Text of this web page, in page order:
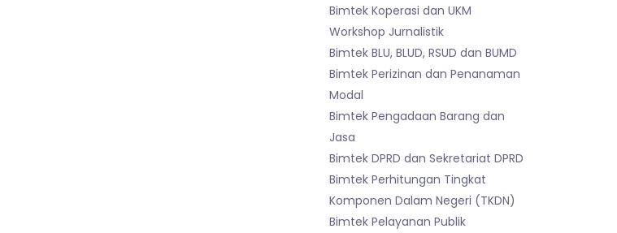
Bimtek Koperasi dan UKM
Workshop Jurnalistik
Bimtek BLU, BLUD, RSUD dan BUMD
Bimtek Perizinan dan Penanaman
Modal
Bimtek Pengadaan Barang dan
Jasa
Bimtek DPRD dan Sekretariat DPRD
Bimtek Perhitungan Tingkat
Komponen Dalam Negeri (TKDN)
Bimtek Pelayanan Publik